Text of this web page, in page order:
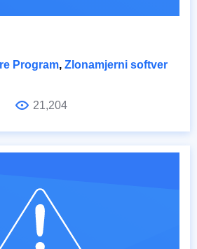
Program, Zlonamjerni softver
21,204